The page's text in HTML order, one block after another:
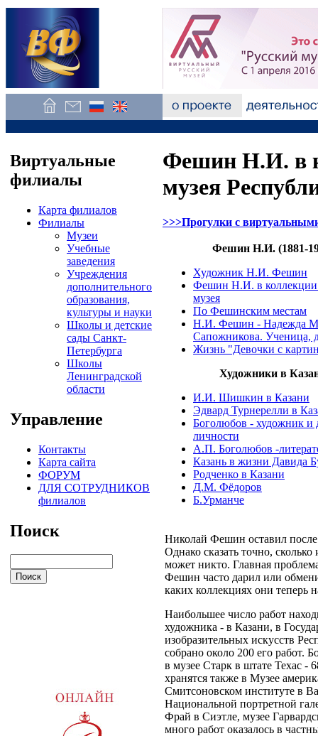
Виртуальные
филиалы
Карта филиалов
Филиалы
Музеи
Учебные
заведения
Учреждения
дополнительного
образования,
культуры и науки
Школы и детские
сады Санкт-
Петербурга
Школы
Ленинградской
области
Управление
Контакты
Карта сайта
ФОРУМ
ДЛЯ СОТРУДНИКОВ
филиалов
Поиск
Фешин Н.И. в
музея
>>>Прогулки с
Фешин Н.И. (1881-
Художник Н.И. Фешин
Фешин Н.И. в коллекции
музея
По Фешинским местам
Н.И. Фешин - Надежда
Сапожникова. Ученица,
Жизнь "Девочки с
Художники в
И.И. Шишкин в Казани
Эдвард Турнерелли в
Боголюбов - художник и
личности
А.П. Боголюбов -
Казань в жизни Давида
Родченко в Казани
Д.М. Фёдоров
Б.Урманче
Николай Фешин оставил после
Однако сказать точно,
может никто. Главная
Фешин часто дарил или
каких коллекциях они теперь
Наибольшее число работ
художника - в Казани, в
изобразительных искусств
собрано около 200 его работ.
в музее Старк в штате Техас -
хранятся также в Музее
Смитсоновском институте в
Национальной портретной
Фрай в Сиэтле, музее
много работ оказалось в